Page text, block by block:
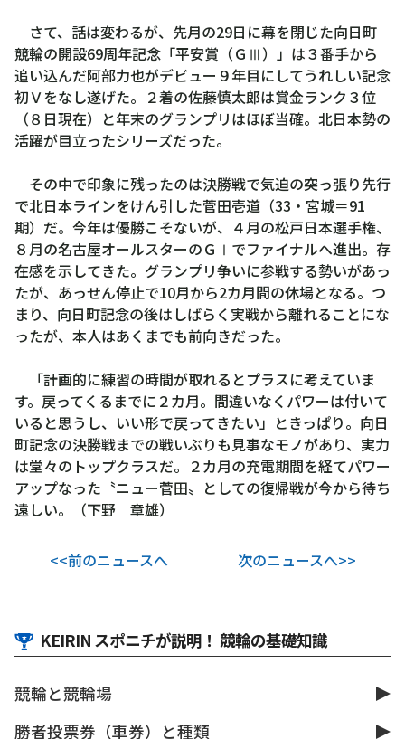
さて、話は変わるが、先月の29日に幕を閉じた向日町
競輪の開設69周年記念「平安賞（ＧⅢ）」は３番手から
追い込んだ阿部力也がデビュー９年目にしてうれしい記念
初Ｖをなし遂げた。２着の佐藤慎太郎は賞金ランク３位
（８日現在）と年末のグランプリはほぼ当確。北日本勢の
活躍が目立ったシリーズだった。
その中で印象に残ったのは決勝戦で気迫の突っ張り先行
で北日本ラインをけん引した菅田壱道（33・宮城＝91
期）だ。今年は優勝こそないが、４月の松戸日本選手権、
８月の名古屋オールスターのＧⅠでファイナルへ進出。存
在感を示してきた。グランプリ争いに参戦する勢いがあっ
たが、あっせん停止で10月から2カ月間の休場となる。つ
まり、向日町記念の後はしばらく実戦から離れることにな
ったが、本人はあくまでも前向きだった。
「計画的に練習の時間が取れるとプラスに考えていま
す。戻ってくるまでに２カ月。間違いなくパワーは付いて
いると思うし、いい形で戻ってきたい」ときっぱり。向日
町記念の決勝戦までの戦いぶりも見事なモノがあり、実力
は堂々のトップクラスだ。２カ月の充電期間を経てパワー
アップなった〝ニュー菅田〟としての復帰戦が今から待ち
遠しい。（下野 章雄）
<<前のニュースへ 次のニュースへ>>
KEIRIN スポニチが説明！ 競輪の基礎知識
競輪と競輪場
勝者投票券（車券）と種類